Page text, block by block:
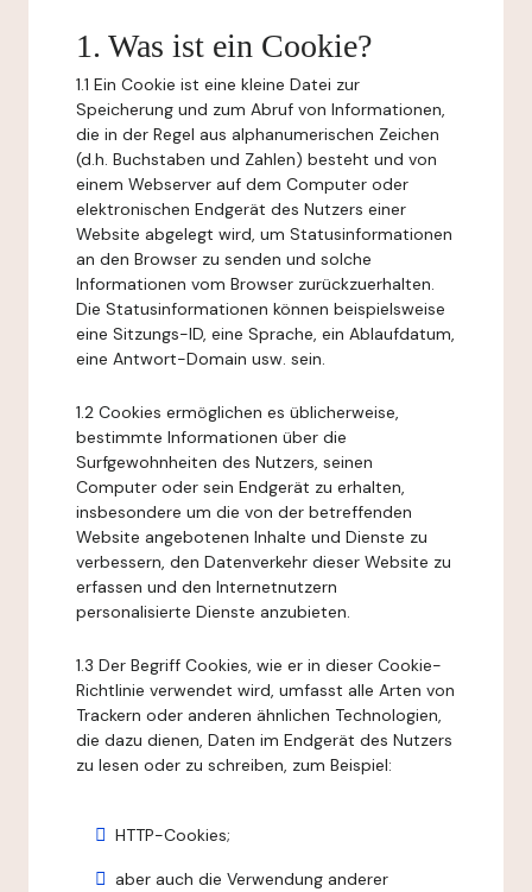
1. Was ist ein Cookie?
1.1 Ein Cookie ist eine kleine Datei zur
Speicherung und zum Abruf von Informationen,
die in der Regel aus alphanumerischen Zeichen
(d.h. Buchstaben und Zahlen) besteht und von
einem Webserver auf dem Computer oder
elektronischen Endgerät des Nutzers einer
Website abgelegt wird, um Statusinformationen
an den Browser zu senden und solche
Informationen vom Browser zurückzuerhalten.
Die Statusinformationen können beispielsweise
eine Sitzungs-ID, eine Sprache, ein Ablaufdatum,
eine Antwort-Domain usw. sein.
1.2 Cookies ermöglichen es üblicherweise,
bestimmte Informationen über die
Surfgewohnheiten des Nutzers, seinen
Computer oder sein Endgerät zu erhalten,
insbesondere um die von der betreffenden
Website angebotenen Inhalte und Dienste zu
verbessern, den Datenverkehr dieser Website zu
erfassen und den Internetnutzern
personalisierte Dienste anzubieten.
1.3 Der Begriff Cookies, wie er in dieser Cookie-
Richtlinie verwendet wird, umfasst alle Arten von
Trackern oder anderen ähnlichen Technologien,
die dazu dienen, Daten im Endgerät des Nutzers
zu lesen oder zu schreiben, zum Beispiel:
HTTP-Cookies;
aber auch die Verwendung anderer